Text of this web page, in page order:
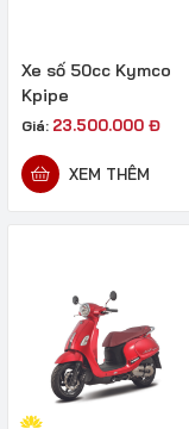
Xe số 50cc Kymco
Kpipe
Giá: 23.500.000 Đ
XEM THÊM